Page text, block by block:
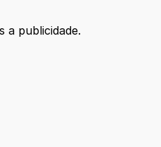
a publicidade.